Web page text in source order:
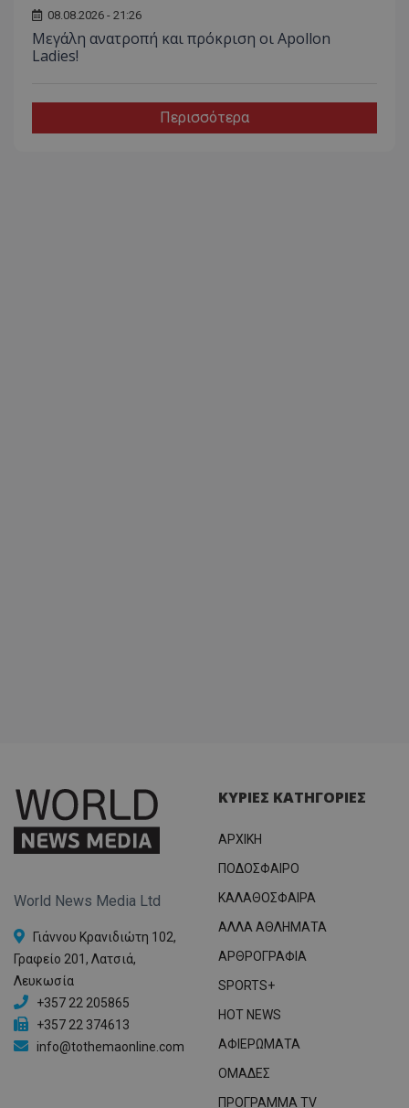
08.08.2026 - 21:26
Μεγάλη ανατροπή και πρόκριση οι Apollon
Ladies!
Περισσότερα
World News Media Ltd
Γιάννου Κρανιδιώτη 102,
Γραφείο 201, Λατσιά,
Λευκωσία
+357 22 205865
+357 22 374613
info@tothemaonline.com
ΚΥΡΙΕΣ ΚΑΤΗΓΟΡΙΕΣ
ΑΡΧΙΚΗ
ΠΟΔΟΣΦΑΙΡΟ
ΚΑΛΑΘΟΣΦΑΙΡΑ
ΑΛΛΑ ΑΘΛΗΜΑΤΑ
ΑΡΘΡΟΓΡΑΦΙΑ
SPORTS+
HOT NEWS
ΑΦΙΕΡΩΜΑΤΑ
ΟΜΑΔΕΣ
ΠΡΟΓΡΑΜΜΑ TV